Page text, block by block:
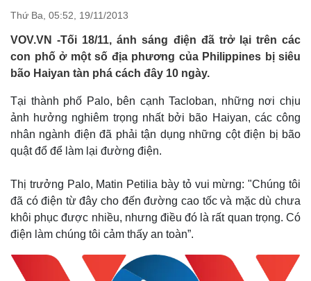
Nhận diện sự thật
Việc làm
Biển đảo
Thứ Ba, 05:52, 19/11/2013
VOV.VN -Tối 18/11, ánh sáng điện đã trở lại trên các
con phố ở một số địa phương của Philippines bị siêu
bão Haiyan tàn phá cách đây 10 ngày.
Tại thành phố Palo, bên cạnh Tacloban, những nơi chịu
ảnh hưởng nghiêm trọng nhất bởi bão Haiyan, các công
nhân ngành điện đã phải tận dụng những cột điện bị bão
quật đổ để làm lại đường điện.
Thị trưởng Palo, Matin Petilia bày tỏ vui mừng: "Chúng tôi
đã có điện từ đây cho đến đường cao tốc và mặc dù chưa
khôi phục được nhiều, nhưng điều đó là rất quan trọng. Có
điện làm chúng tôi cảm thấy an toàn”.